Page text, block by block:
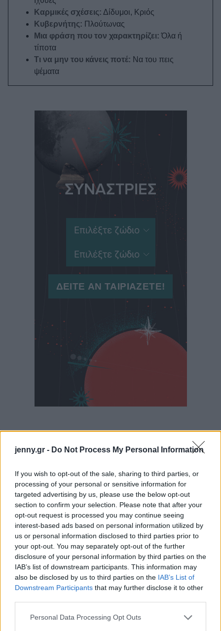
jenny.gr - Do Not Process My Personal Information
If you wish to opt-out of the sale, sharing to third parties, or
processing of your personal or sensitive information for
targeted advertising by us, please use the below opt-out
section to confirm your selection. Please note that after your
opt-out request is processed you may continue seeing
interest-based ads based on personal information utilized by
us or personal information disclosed to third parties prior to
your opt-out. You may separately opt-out of the further
disclosure of your personal information by third parties on the
IAB’s list of downstream participants. This information may
also be disclosed by us to third parties on the IAB’s List of
Downstream Participants that may further disclose it to other
Please note that this website/app uses one or more Google
Personal Data Processing Opt Outs
Καρμικές σχέσεις: Δίδυμοι, Κριός
Κυβερνήτης: Πλούτωνας
Μια φράση που τον χαρακτηρίζει: Όλα ή
τίποτα
Τι να μην του κάνεις ποτέ: Να του πεις
ψέματα
Σκορπιός
Σκορπιός με Κριός
Σκορπιός με Ταύρος
Σκορπιός με Δίδυμοι
Σκορπιός με Καρκίνος
Σκορπιός με Λέων